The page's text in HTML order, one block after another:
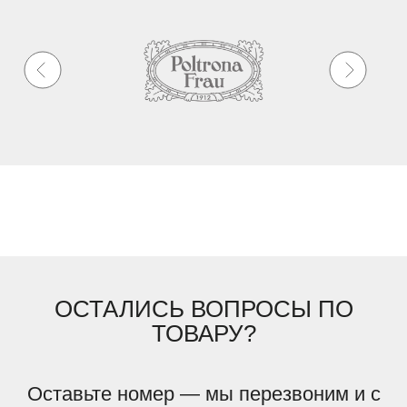
ОСТАЛИСЬ ВОПРОСЫ ПО
ТОВАРУ?
Оставьте номер — мы перезвоним и с